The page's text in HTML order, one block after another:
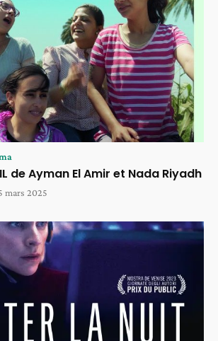
de Ayman El Amir et Nada Riyadh
mars 2025